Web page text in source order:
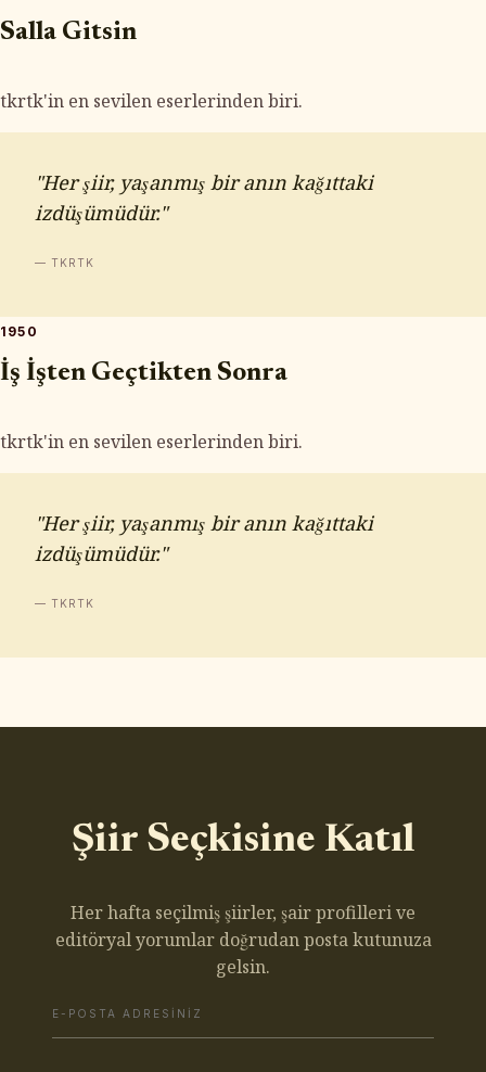
Salla Gitsin
tkrtk'in en sevilen eserlerinden biri.
"Her şiir, yaşanmış bir anın kağıttaki
izdüşümüdür."
— TKRTK
1950
İş İşten Geçtikten Sonra
tkrtk'in en sevilen eserlerinden biri.
"Her şiir, yaşanmış bir anın kağıttaki
izdüşümüdür."
— TKRTK
Şiir Seçkisine Katıl
Her hafta seçilmiş şiirler, şair profilleri ve
editöryal yorumlar doğrudan posta kutunuza
gelsin.